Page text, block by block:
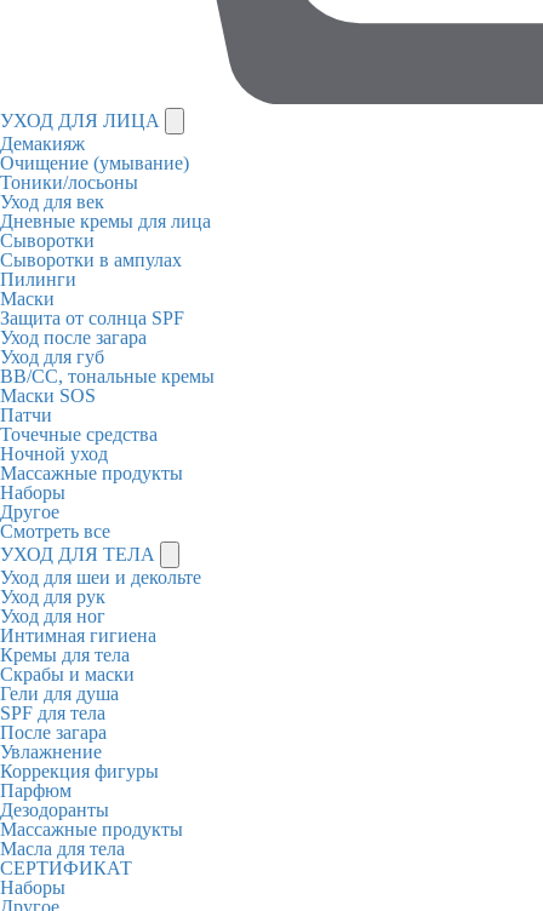
УХОД ДЛЯ ЛИЦА
Демакияж
Очищение (умывание)
Тоники/лосьоны
Уход для век
Дневные кремы для лица
Сыворотки
Сыворотки в ампулах
Пилинги
Маски
Защита от солнца SPF
Уход после загара
Уход для губ
BB/CC, тональные кремы
Маски SOS
Патчи
Точечные средства
Ночной уход
Массажные продукты
Наборы
Другое
Смотреть все
УХОД ДЛЯ ТЕЛА
Уход для шеи и декольте
Уход для рук
Уход для ног
Интимная гигиена
Кремы для тела
Скрабы и маски
Гели для душа
SPF для тела
После загара
Увлажнение
Коррекция фигуры
Парфюм
Дезодоранты
Массажные продукты
Масла для тела
СЕРТИФИКАТ
Наборы